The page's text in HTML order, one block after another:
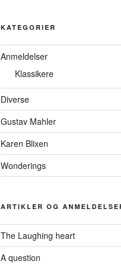
KATEGORIER
Anmeldelser
Klassikere
Diverse
Gustav Mahler
Karen Blixen
Wonderings
ARTIKLER OG
The Laughing heart
A question